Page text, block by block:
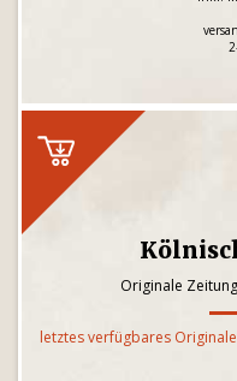
Originale
letztes verfügbares